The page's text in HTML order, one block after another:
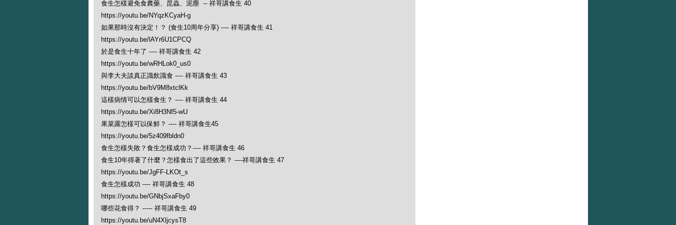
食生怎樣避免食農藥、昆蟲、泥塵 -- 祥哥講食生 40
https://youtu.be/NYqzKCyaH-g
如果那時沒有決定！？ (食生10周年分享) ---- 祥哥講食生 41
https://youtu.be/lAYr6U1CPCQ
於是食生十年了 ---- 祥哥講食生 42
https://youtu.be/wRHLok0_us0
與李大夫談真正識飲識食 ---- 祥哥講食生 43
https://youtu.be/bV9M8xtclKk
這樣病情可以怎樣食生？ ---- 祥哥講食生 44
https://youtu.be/Xi8H3Nf5-wU
果菜露怎樣可以保鮮？ ---- 祥哥講食生45
https://youtu.be/5z409fbldn0
食生怎樣失敗？食生怎樣成功？---- 祥哥講食生 46
食生10年得著了什麼？怎樣食出了這些效果？ ----祥哥講食生 47
https://youtu.be/JgFF-LKOt_s
食生怎樣成功 ---- 祥哥講食生 48
https://youtu.be/GNbjSxaFby0
哪些花食得？ ----- 祥哥講食生 49
https://youtu.be/uN4XljcysT8